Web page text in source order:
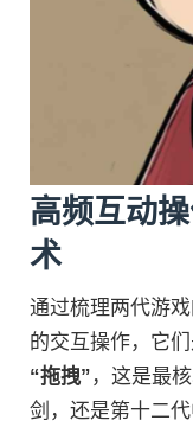
高频互动
术
通过梳理两代游
的交互操作，它
“拖拽” ，这是最
剑，还是第十二